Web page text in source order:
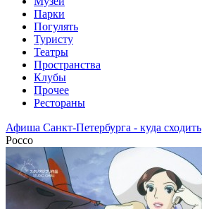
Парки
Погулять
Туристу
Театры
Пространства
Клубы
Прочее
Рестораны
Афиша Санкт-Петербурга - куда сходить
Россо